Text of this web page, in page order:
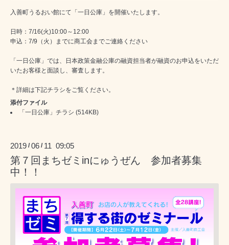
入善町うるおい館にて「一日公庫」を開催いたします。
日時：7/16(火)10:00～12:00
申込：7/9（火）までに商工会までご連絡ください
「一日公庫」では、日本政策金融公庫の融資担当者が融資のお申込をいただ
いたお客様と面談し、審査します。
＊詳細は下記チラシをご覧ください。
添付ファイル
「一日公庫」チラシ (514KB)
2019 /06 / 11 09:05
第７回まちゼミinにゅうぜん 参加者募集
中！！